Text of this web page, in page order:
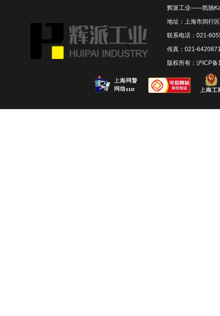
辉派工业——凯驰
地址：上海市闵行
联系电话：021-
传真：021-
版权所有： 沪ICP备